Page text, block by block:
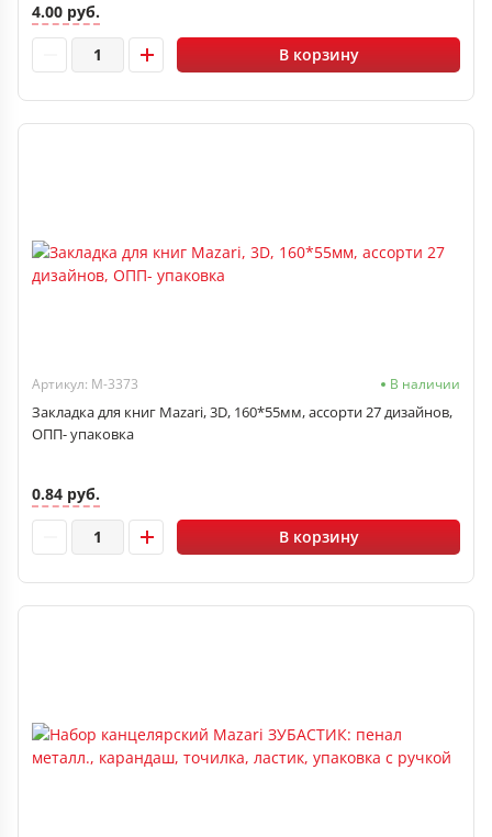
4.00 руб.
В корзину
Артикул: М-3373 В наличии
Закладка для книг Mazari, 3D, 160*55мм, ассорти 27 дизайнов,
ОПП- упаковка
0.84 руб.
В корзину